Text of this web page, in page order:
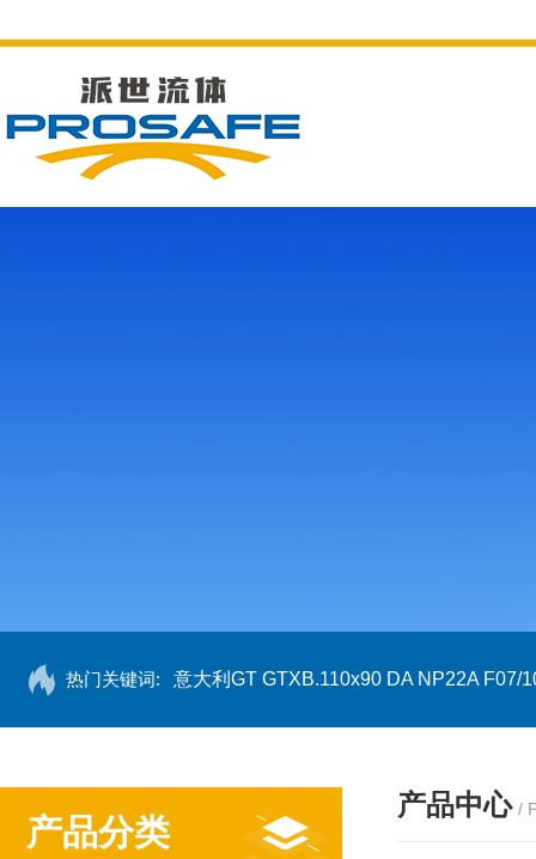
热门关键词: 意大利GT GTXB.110x90 DA NP22A F07/
产品分类
产品中心 /